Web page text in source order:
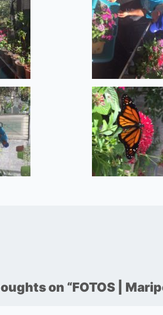
on “FOTOS |